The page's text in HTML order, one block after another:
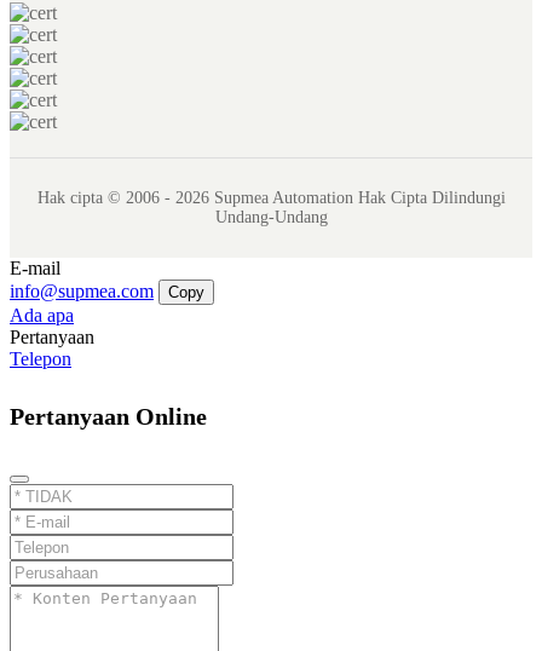
Hak cipta © 2006 - 2026 Supmea Automation Hak Cipta Dilindungi
Undang-Undang
E-mail
info@supmea.com
Copy
Ada apa
Pertanyaan
Telepon
Pertanyaan Online